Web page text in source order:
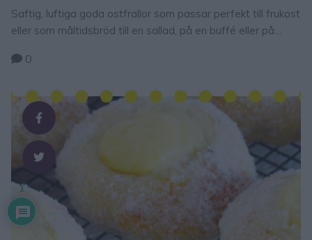
Saftig, luftiga goda ostfrallor som passar perfekt till frukost
eller som måltidsbröd till en sallad, på en buffé eller på
goda! Tips! Du kan byta ut ca 4 dl vetemjöl till 4 dl rågsikt.
18 st 50 …
0
1